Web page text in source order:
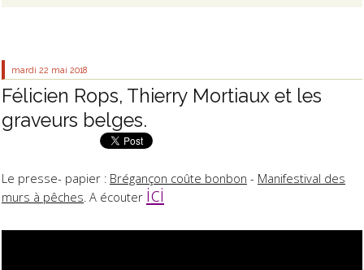
mardi 22 mai 2018
Félicien Rops, Thierry Mortiaux et les
graveurs belges.
Le presse- papier : Brégançon coûte bonbon - Manifestival des
murs à pêches . A écouter ici